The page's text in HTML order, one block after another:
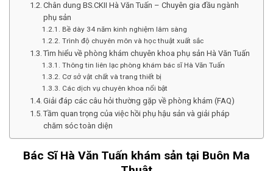
Chân dung BS.CKII Hà Văn Tuấn – Chuyên gia đầu ngành
phụ sản
Bề dày 34 năm kinh nghiệm lâm sàng
Trình độ chuyên môn và học thuật xuất sắc
Tìm hiểu về phòng khám chuyên khoa phụ sản Hà Văn Tuấn
Thông tin liên lạc phòng khám bác sĩ Hà Văn Tuấn
Cơ sở vật chất và trang thiết bị
Các dịch vụ chuyên khoa nổi bật
Giải đáp các câu hỏi thường gặp về phòng khám (FAQ)
Tầm quan trọng của việc hồi phụ hậu sản và giải pháp
chăm sóc toàn diện
Bác Sĩ Hà Văn Tuấn khám sản tại Buôn Ma